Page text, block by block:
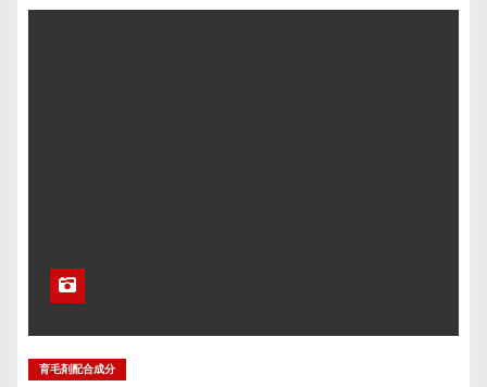
育毛剤配合成分